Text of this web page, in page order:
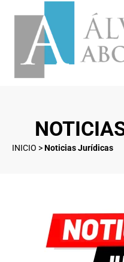
INICIO >Noticias Jurídicas